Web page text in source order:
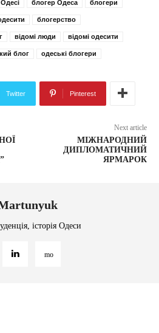
блогер Одеса блогери
блогерство
відомі люди відомі одесити
блог одеські блогери
Twitter Pinterest
Next article
МІЖНАРОДНИЙ
ДИПЛОМАТИЧНИЙ
ЯРМАРОК
історія Одеси